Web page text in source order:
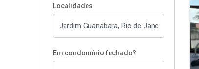
Localidades
Em condomínio fechado?